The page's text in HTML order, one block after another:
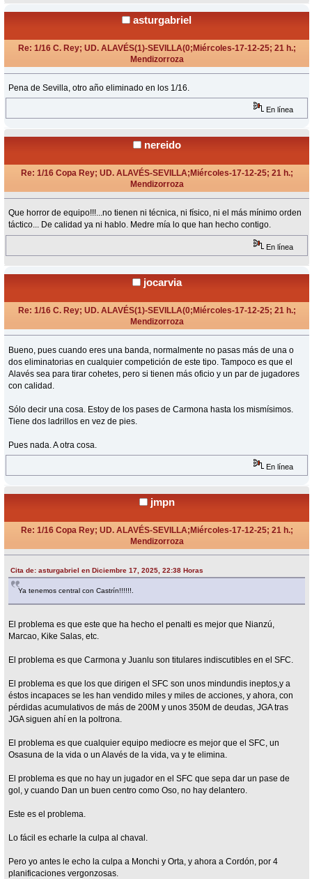
asturgabriel
Re: 1/16 C. Rey; UD. ALAVÉS(1)-SEVILLA(0;Miércoles-17-12-25; 21 h.;
Mendizorroza
Pena de Sevilla, otro año eliminado en los 1/16.
En línea
nereido
Re: 1/16 Copa Rey; UD. ALAVÉS-SEVILLA;Miércoles-17-12-25; 21 h.;
Mendizorroza
Que horror de equipo!!!...no tienen ni técnica, ni físico, ni el más mínimo orden
táctico... De calidad ya ni hablo. Medre mía lo que han hecho contigo.
En línea
jocarvia
Re: 1/16 C. Rey; UD. ALAVÉS(1)-SEVILLA(0;Miércoles-17-12-25; 21 h.;
Mendizorroza
Bueno, pues cuando eres una banda, normalmente no pasas más de una o
dos eliminatorias en cualquier competición de este tipo. Tampoco es que el
Alavés sea para tirar cohetes, pero si tienen más oficio y un par de jugadores
con calidad.
Sólo decir una cosa. Estoy de los pases de Carmona hasta los mismísimos.
Tiene dos ladrillos en vez de pies.
Pues nada. A otra cosa.
En línea
jmpn
Re: 1/16 Copa Rey; UD. ALAVÉS-SEVILLA;Miércoles-17-12-25; 21 h.;
Mendizorroza
Cita de: asturgabriel en Diciembre 17, 2025, 22:38 Horas
Ya tenemos central con Castrín!!!!!!.
El problema es que este que ha hecho el penalti es mejor que Nianzú,
Marcao, Kike Salas, etc.
El problema es que Carmona y Juanlu son titulares indiscutibles en el SFC.
El problema es que los que dirigen el SFC son unos mindundis ineptos,y a
éstos incapaces se les han vendido miles y miles de acciones, y ahora, con
pérdidas acumulativos de más de 200M y unos 350M de deudas, JGA tras
JGA siguen ahí en la poltrona.
El problema es que cualquier equipo mediocre es mejor que el SFC, un
Osasuna de la vida o un Alavés de la vida, va y te elimina.
El problema es que no hay un jugador en el SFC que sepa dar un pase de
gol, y cuando Dan un buen centro como Oso, no hay delantero.
Este es el problema.
Lo fácil es echarle la culpa al chaval.
Pero yo antes le echo la culpa a Monchi y Orta, y ahora a Cordón, por 4
planificaciones vergonzosas.